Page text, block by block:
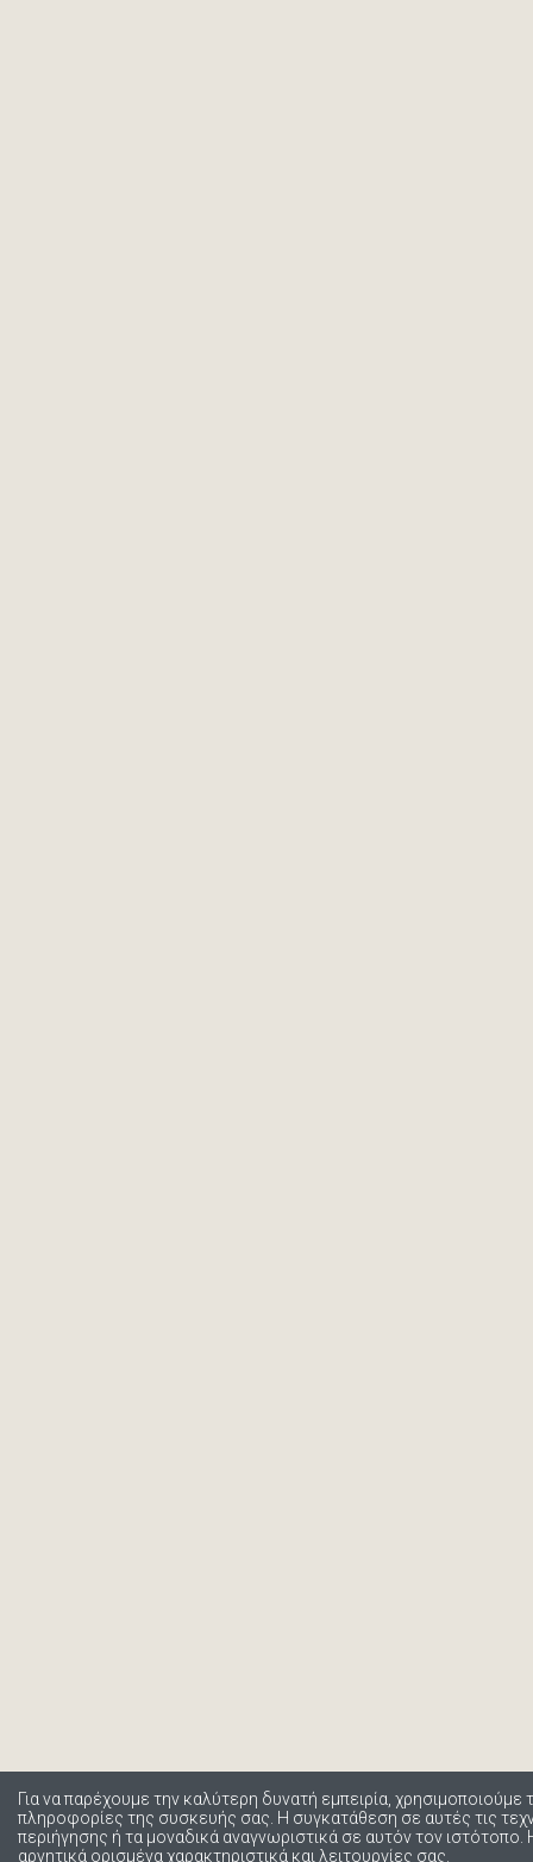
Για να παρέχουμε την καλύτερη δυνατή εμπειρία,
πληροφορίες της συσκευής σας. Η συγκατάθεση σε αυτές τις
περιήγησης ή τα μοναδικά αναγνωριστικά σε αυτόν τον
αρνητικά ορισμένα χαρακτηριστικά και λειτουργίες σας.